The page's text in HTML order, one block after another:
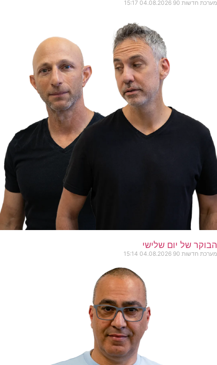
מערכת חדשות 90 04.08.2026
15:17
הבוקר של יום שלישי
מערכת חדשות 90 04.08.2026
15:14